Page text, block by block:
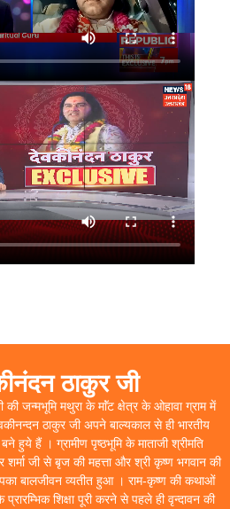
ठाकुर जी
जन्मभूमि मथुरा के माॅंट क्षेत्र के ओहावा ग्राम में
ठाकुर जी अपने बाल्यकाल से ही भारतीय
हुये हैं । ग्रामीण पृष्ठभूमि के माताजी श्रीमति
शर्मा जी से बृज की महत्ता और श्री कृष्ण भगवान की
बालजीवन व्यतीत हुआ । राम-कृष्ण की कथाओं
शिक्षा पूरी करने से पहले ही वृन्दावन की